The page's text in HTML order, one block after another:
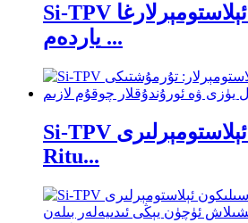
Si-TPV تېرموپلاستىك ئېلاستومېرلارغا
ياردەم ...
Si-TPV تېرموپلاستىك ئېلاستومېرلىرى:
Ritu...